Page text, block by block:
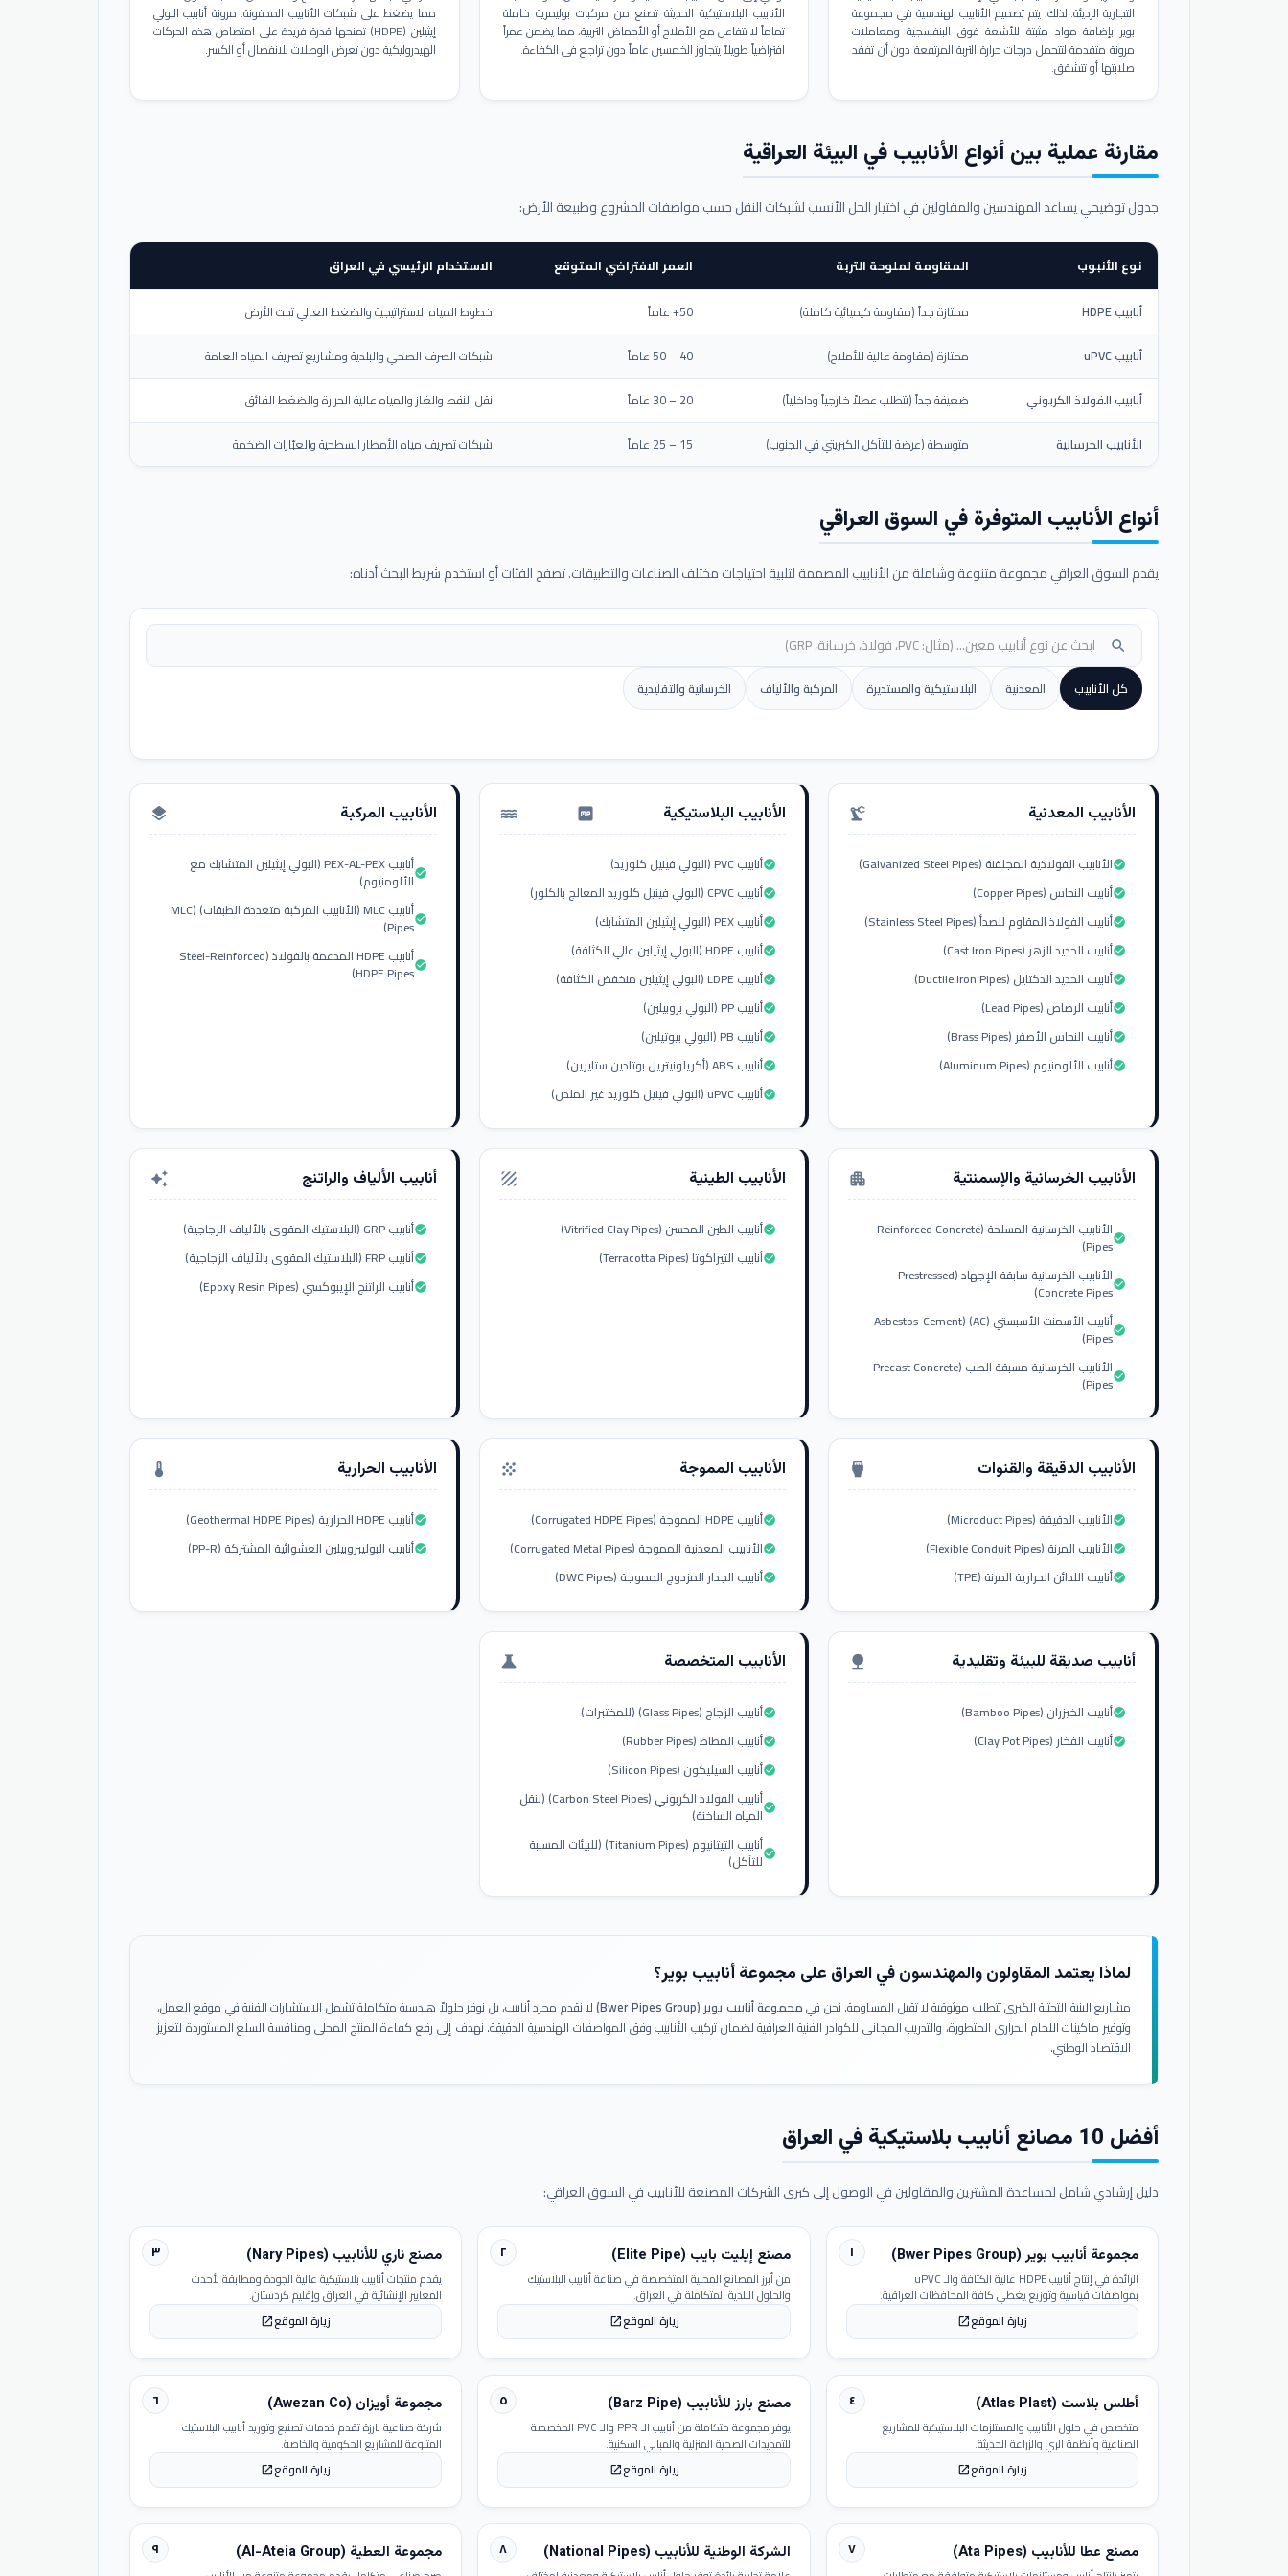
التجارية الرديئة. لذلك، يتم تصميم الأنابيب الهندسية في مجموعة
بوير بإضافة مواد مثبتة للأشعة فوق البنفسجية ومعاملات
مرونة متقدمة لتتحمل درجات حرارة التربة المرتفعة دون أن تفقد
صلابتها أو تتشقق.
الأنابيب البلاستيكية الحديثة تصنع من مركبات بوليمرية خاملة
تماماً لا تتفاعل مع الأملاح أو الأحماض التربية، مما يضمن عمراً
افتراضياً طويلاً يتجاوز الخمسين عاماً دون تراجع في الكفاءة.
مما يضغط على شبكات الأنابيب المدفونة. مرونة أنابيب البولي
إيثيلين (HDPE) تمنحها قدرة فريدة على امتصاص هذه الحركات
الهيدروليكية دون تعرض الوصلات للانفصال أو الكسر.
مقارنة عملية بين أنواع الأنابيب في البيئة العراقية
جدول توضيحي يساعد المهندسين والمقاولين في اختيار الحل الأنسب لشبكات النقل حسب مواصفات المشروع وطبيعة الأرض:
نوع الأنبوب المقاومة لملوحة التربة العمر الافتراضي المتوقع الاستخدام الرئيسي في العراق
أنابيب HDPE ممتازة جداً (مقاومة كيميائية كاملة) 50+ عاماً
خطوط المياه الاستراتيجية والضغط العالي تحت الأرض
أنابيب uPVC
ممتازة (مقاومة عالية للأملاح) 40 – 50 عاماً
شبكات الصرف الصحي والبلدية ومشاريع تصريف المياه العامة
أنابيب الفولاذ الكربوني
ضعيفة جداً (تتطلب عطلاً خارجياً وداخلياً) 20 – 30 عاماً
نقل النفط والغاز والمياه عالية الحرارة والضغط الفائق
الأنابيب الخرسانية
متوسطة (عرضة للتآكل الكبريتي في الجنوب) 15 – 25 عاماً شبكات تصريف مياه الأمطار السطحية والعبّارات الضخمة
أنواع الأنابيب المتوفرة في السوق العراقي
يقدم السوق العراقي مجموعة متنوعة وشاملة من الأنابيب المصممة لتلبية احتياجات مختلف الصناعات والتطبيقات. تصفح الفئات أو استخدم شريط البحث أدناه:
search
كل الأنابيب المعدنية البلاستيكية والمستديرة المركبة والألياف الخرسانية والتقليدية
الأنابيب المعدنية precision_manufacturing
الأنابيب الفولاذية المجلفنة (Galvanized Steel Pipes)check_circle
أنابيب النحاس (Copper Pipes)check_circle
أنابيب الفولاذ المقاوم للصدأ (Stainless Steel Pipes)check_circle
أنابيب الحديد الزهر (Cast Iron Pipes)check_circle
أنابيب الحديد الدكتايل (Ductile Iron Pipes)check_circle
أنابيب الرصاص (Lead Pipes)check_circle
أنابيب النحاس الأصفر (Brass Pipes)check_circle
أنابيب الألومنيوم (Aluminum Pipes)check_circle
الأنابيب البلاستيكية water_pump
أنابيب PVC (البولي فينيل كلوريد)check_circle
أنابيب CPVC (البولي فينيل كلوريد المعالج بالكلور)check_circle
أنابيب PEX (البولي إيثيلين المتشابك)check_circle
أنابيب HDPE (البولي إيثيلين عالي الكثافة)check_circle
أنابيب LDPE (البولي إيثيلين منخفض الكثافة)check_circle
أنابيب PP (البولي بروبيلين)check_circle
أنابيب PB (البولي بيوتيلين)check_circle
أنابيب ABS (أكريلونيتريل بوتادين ستايرين)check_circle
أنابيب uPVC (البولي فينيل كلوريد غير الملدن)check_circle
الأنابيب المركبة layers
أنابيب PEX-AL-PEX (البولي إيثيلين المتشابك مع
الألومنيوم)check_circle
أنابيب MLC (الأنابيب المركبة متعددة الطبقات) (MLC
Pipes)check_circle
أنابيب HDPE المدعمة بالفولاذ (Steel-Reinforced
HDPE Pipes)check_circle
الأنابيب الخرسانية والإسمنتية apartment
الأنابيب الخرسانية المسلحة (Reinforced Concrete
Pipes)check_circle
الأنابيب الخرسانية سابقة الإجهاد (Prestressed
Concrete Pipes)check_circle
أنابيب الأسمنت الأسبستي (AC) (Asbestos-Cement
Pipes)check_circle
الأنابيب الخرسانية مسبقة الصب (Precast Concrete
Pipes)check_circle
الأنابيب الطينية texture
أنابيب الطين المحسن (Vitrified Clay Pipes)check_circle
أنابيب التيراكوتا (Terracotta Pipes)check_circle
أنابيب الألياف والراتنج auto_awesome
أنابيب GRP (البلاستيك المقوى بالألياف الزجاجية)check_circle
أنابيب FRP (البلاستيك المقوى بالألياف الزجاجية)check_circle
أنابيب الراتنج الإيبوكسي (Epoxy Resin Pipes)check_circle
الأنابيب الدقيقة والقنوات settings_input_hdmi
الأنابيب الدقيقة (Microduct Pipes)check_circle
الأنابيب المرنة (Flexible Conduit Pipes)check_circle
أنابيب اللدائن الحرارية المرنة (TPE)check_circle
الأنابيب المموجة grain
أنابيب HDPE المموجة (Corrugated HDPE Pipes)check_circle
الأنابيب المعدنية المموجة (Corrugated Metal Pipes)check_circle
أنابيب الجدار المزدوج المموجة (DWC Pipes)check_circle
الأنابيب الحرارية thermostat
أنابيب HDPE الحرارية (Geothermal HDPE Pipes)check_circle
أنابيب البوليبروبيلين العشوائية المشتركة (PP-R)check_circle
أنابيب صديقة للبيئة وتقليدية nature
أنابيب الخيزران (Bamboo Pipes)check_circle
أنابيب الفخار (Clay Pot Pipes)check_circle
الأنابيب المتخصصة science
أنابيب الزجاج (Glass Pipes) (للمختبرات)check_circle
أنابيب المطاط (Rubber Pipes)check_circle
أنابيب السيليكون (Silicon Pipes)check_circle
أنابيب الفولاذ الكربوني (Carbon Steel Pipes) (لنقل
المياه الساخنة)check_circle
أنابيب التيتانيوم (Titanium Pipes) (للبيئات المسببة
للتآكل)check_circle
لماذا يعتمد المقاولون والمهندسون في العراق على مجموعة أنابيب بوير؟
مشاريع البنية التحتية الكبرى تتطلب موثوقية لا تقبل المساومة. نحن فيمجموعة أنابيب بوير (Bwer Pipes Group)
لا نقدم مجرد أنابيب، بل نوفر حلولاً هندسية متكاملة تشمل الاستشارات الفنية في موقع العمل،
وتوفير ماكينات اللحام الحراري المتطورة، والتدريب المجاني للكوادر الفنية العراقية لضمان تركيب الأنابيب وفق المواصفات الهندسية الدقيقة. نهدف إلى رفع كفاءة المنتج المحلي ومنافسة السلع المستوردة لتعزيز
الاقتصاد الوطني.
أفضل 10 مصانع أنابيب بلاستيكية في العراق
دليل إرشادي شامل لمساعدة المشترين والمقاولين في الوصول إلى كبرى الشركات المصنعة للأنابيب في السوق العراقي:
١ مجموعة أنابيب بوير (Bwer Pipes Group)
الرائدة في إنتاج أنابيب HDPE عالية الكثافة والـ uPVC
بمواصفات قياسية وتوزيع يغطي كافة المحافظات العراقية.
زيارة الموقعopen_in_new
٢ مصنع إيليت بايب (Elite Pipe)
من أبرز المصانع المحلية المتخصصة في صناعة أنابيب البلاستيك
والحلول البلدية المتكاملة في العراق.
زيارة الموقعopen_in_new
٣ مصنع ناري للأنابيب (Nary Pipes)
يقدم منتجات أنابيب بلاستيكية عالية الجودة ومطابقة لأحدث
المعايير الإنشائية في العراق وإقليم كردستان.
زيارة الموقعopen_in_new
٤ أطلس بلاست (Atlas Plast)
متخصص في حلول الأنابيب والمستلزمات البلاستيكية للمشاريع
الصناعية وأنظمة الري والزراعة الحديثة.
زيارة الموقعopen_in_new
٥ مصنع بارز للأنابيب (Barz Pipe)
يوفر مجموعة متكاملة من أنابيب الـ PPR والـ PVC المخصصة
للتمديدات الصحية المنزلية والمباني السكنية.
زيارة الموقعopen_in_new
٦ مجموعة أويزان (Awezan Co)
شركة صناعية بارزة تقدم خدمات تصنيع وتوريد أنابيب البلاستيك
المتنوعة للمشاريع الحكومية والخاصة.
زيارة الموقعopen_in_new
٧ مصنع عطا للأنابيب (Ata Pipes) ٨ الشركة الوطنية للأنابيب (National Pipes) ٩ مجموعة العطية (Al-Ateia Group)